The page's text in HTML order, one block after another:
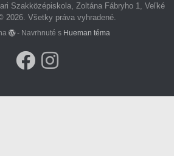
Szakközépiskola, Zoltána Fábryho 1, Veľké
2026. Všetky práva vyhradené.
- Navrhnuté s Hueman téma